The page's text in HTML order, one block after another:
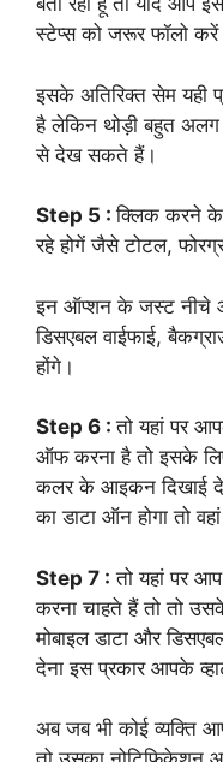
स्टेप्स को जरूर फॉलो
इसके अतिरिक्त सेम यही
है लेकिन थोड़ी बहुत अलग
से देख सकते हैं।
Step 5 :क्लिक करने
रहे होगें जैसे टोटल,
इन ऑप्शन के जस्ट नीचे
डिसएबल वाईफाई,
होंगे।
Step 6 :तो यहां पर
ऑफ करना है तो इसके
कलर के आइकन दिखाई दे
का डाटा ऑन होगा तो
Step 7 : तो यहां पर
करना चाहते हैं तो तो
मोबाइल डाटा और
देना इस प्रकार आपके
अब जब भी कोई व्यक्ति